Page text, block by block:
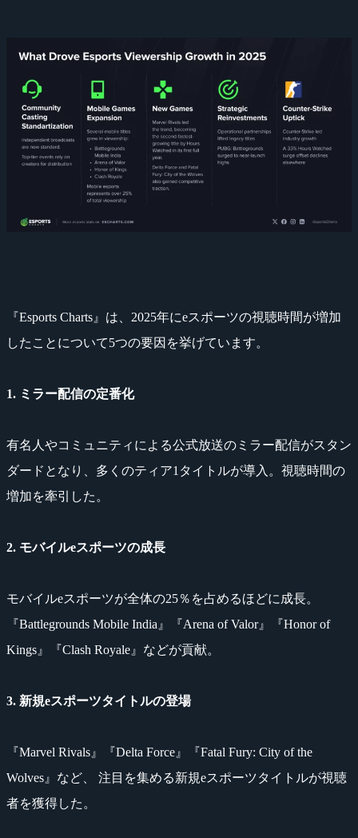
『Esports Charts』は、2025年にeスポーツの視聴時間が増加
したことについて5つの要因を挙げています。
1. ミラー配信の定番化
有名人やコミュニティによる公式放送のミラー配信がスタン
ダードとなり、多くのティア1タイトルが導入。視聴時間の
増加を牽引した。
2. モバイルeスポーツの成長
モバイルeスポーツが全体の25％を占めるほどに成長。
『Battlegrounds Mobile India』『Arena of Valor』『Honor of
Kings』『Clash Royale』などが貢献。
3. 新規eスポーツタイトルの登場
『Marvel Rivals』『Delta Force』『Fatal Fury: City of the
Wolves』など、 注目を集める新規eスポーツタイトルが視聴
者を獲得した。